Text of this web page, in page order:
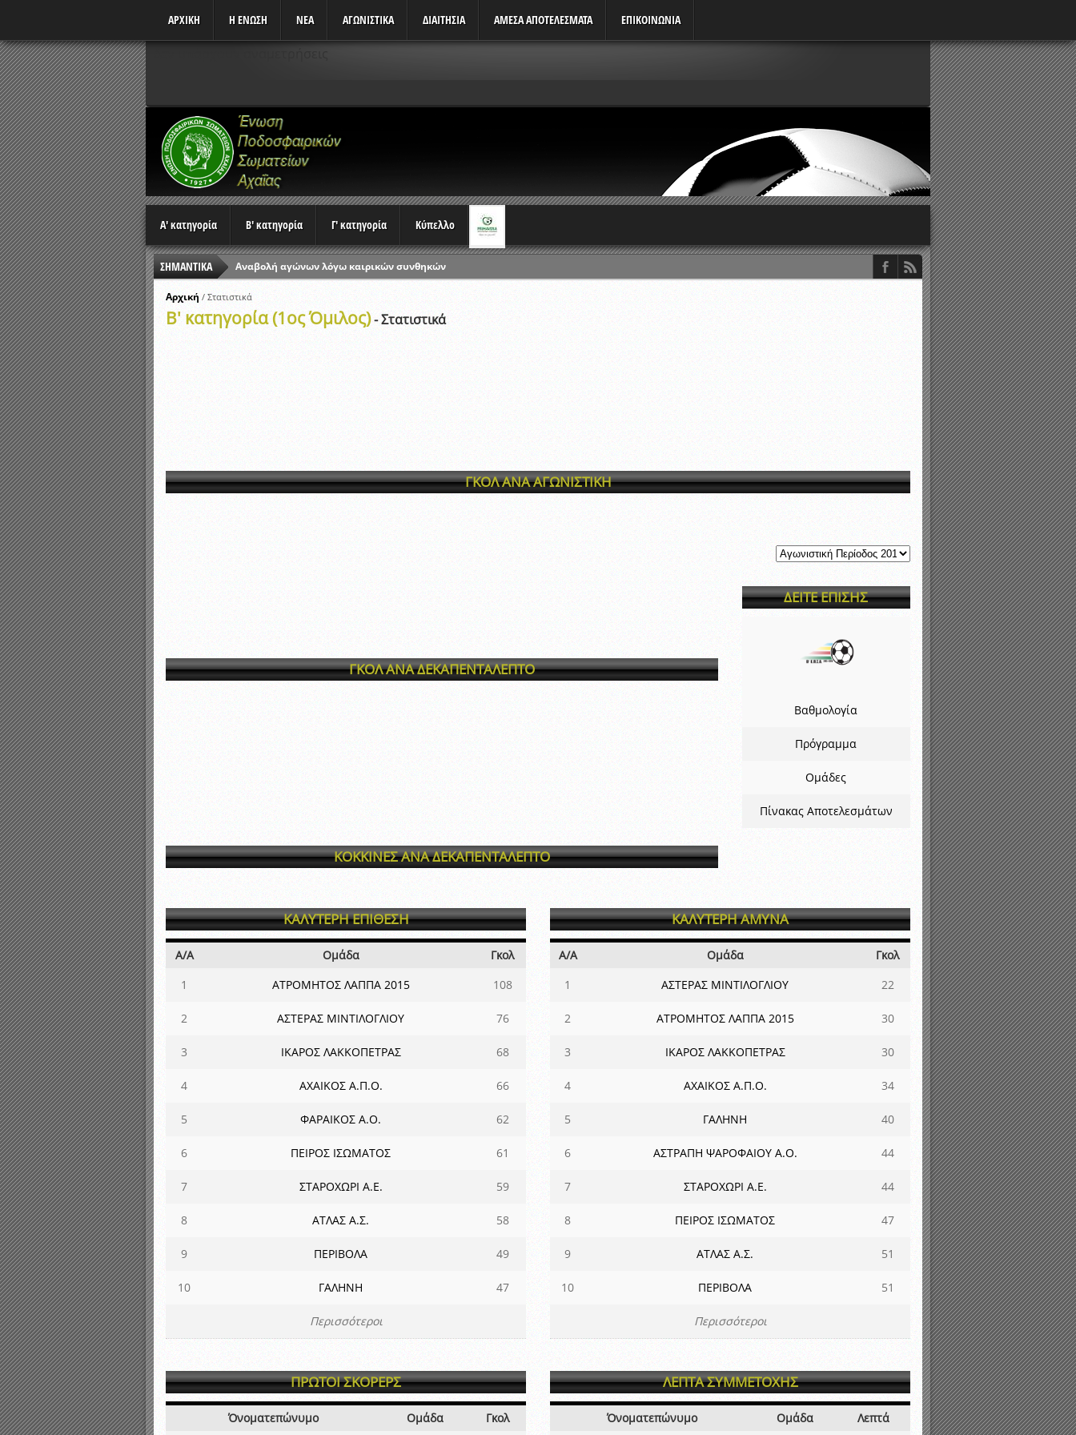
ΑΡΧΙΚΗ Η ΕΝΩΣΗ ΝΕΑ ΑΓΩΝΙΣΤΙΚΆ ΔΙΑΙΤΗΣΙΑ ΑΜΕΣΑ ΑΠΟΤΕΛΕΣΜΑΤΑ ΕΠΙΚΟΙΝΩΝΙΑ
Α' κατηγορία Β' κατηγορία Γ' κατηγορία Κύπελλο
ΣΗΜΑΝΤΙΚΑ
Αναβολή αγώνων λόγω καιρικών συνθηκών
Ώρες έναρξης αγώνων Πρωταθλημάτων
Αποτελέσματα επαναληπτικών γραπτών εξετάσεων και αγωνιστικών δοκιμασιών διαιτητών και παρατηρητών ΕΠΣΑ
Αρχική / Στατιστικά
Β' κατηγορία (1ος Όμιλος)- Στατιστικά
ΓΚΟΛ ΑΝΑ ΑΓΩΝΙΣΤΙΚΗ
ΓΚΟΛ ΑΝΑ ΔΕΚΑΠΕΝΤΑΛΕΠΤΟ
ΚΟΚΚΙΝΕΣ ΑΝΑ ΔΕΚΑΠΕΝΤΑΛΕΠΤΟ
ΔΕΙΤΕ ΕΠΙΣΗΣ
Βαθμολογία
Πρόγραμμα
Ομάδες
Πίνακας Αποτελεσμάτων
ΚΑΛΥΤΕΡΗ ΕΠΙΘΕΣΗ
Α/Α Ομάδα
Γκολ
1
ΑΤΡΟΜΗΤΟΣ ΛΑΠΠΑ 2015 108
2 ΑΣΤΕΡΑΣ ΜΙΝΤΙΛΟΓΛΙΟΥ 76
3 ΙΚΑΡΟΣ ΛΑΚΚΟΠΕΤΡΑΣ 68
4 ΑΧΑΙΚΟΣ Α.Π.Ο. 66
5 ΦΑΡΑΙΚΟΣ Α.Ο. 62
6 ΠΕΙΡΟΣ ΙΣΩΜΑΤΟΣ 61
7 ΣΤΑΡΟΧΩΡΙ Α.Ε. 59
8 ΑΤΛΑΣ Α.Σ. 58
9 ΠΕΡΙΒΟΛΑ 49
10 ΓΑΛΗΝΗ 47
Περισσότεροι
ΚΑΛΥΤΕΡΗ ΑΜΥΝΑ
Α/Α Ομάδα
Γκολ
1
ΑΣΤΕΡΑΣ ΜΙΝΤΙΛΟΓΛΙΟΥ 22
2 ΑΤΡΟΜΗΤΟΣ ΛΑΠΠΑ 2015 30
3 ΙΚΑΡΟΣ ΛΑΚΚΟΠΕΤΡΑΣ 30
4 ΑΧΑΙΚΟΣ Α.Π.Ο. 34
5 ΓΑΛΗΝΗ 40
6 ΑΣΤΡΑΠΗ ΨΑΡΟΦΑΙΟΥ Α.Ο. 44
7 ΣΤΑΡΟΧΩΡΙ Α.Ε. 44
8 ΠΕΙΡΟΣ ΙΣΩΜΑΤΟΣ 47
9 ΑΤΛΑΣ Α.Σ. 51
10 ΠΕΡΙΒΟΛΑ 51
Περισσότεροι
ΠΡΩΤΟΙ ΣΚΟΡΕΡΣ
Όνοματεπώνυμο Ομάδα Γκολ
ΛΕΠΤΑ ΣΥΜΜΕΤΟΧΗΣ
Όνοματεπώνυμο Ομάδα Λεπτά